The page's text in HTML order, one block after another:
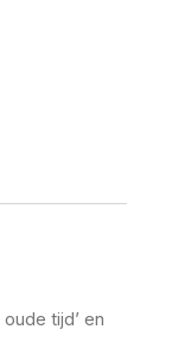
tijd’ en